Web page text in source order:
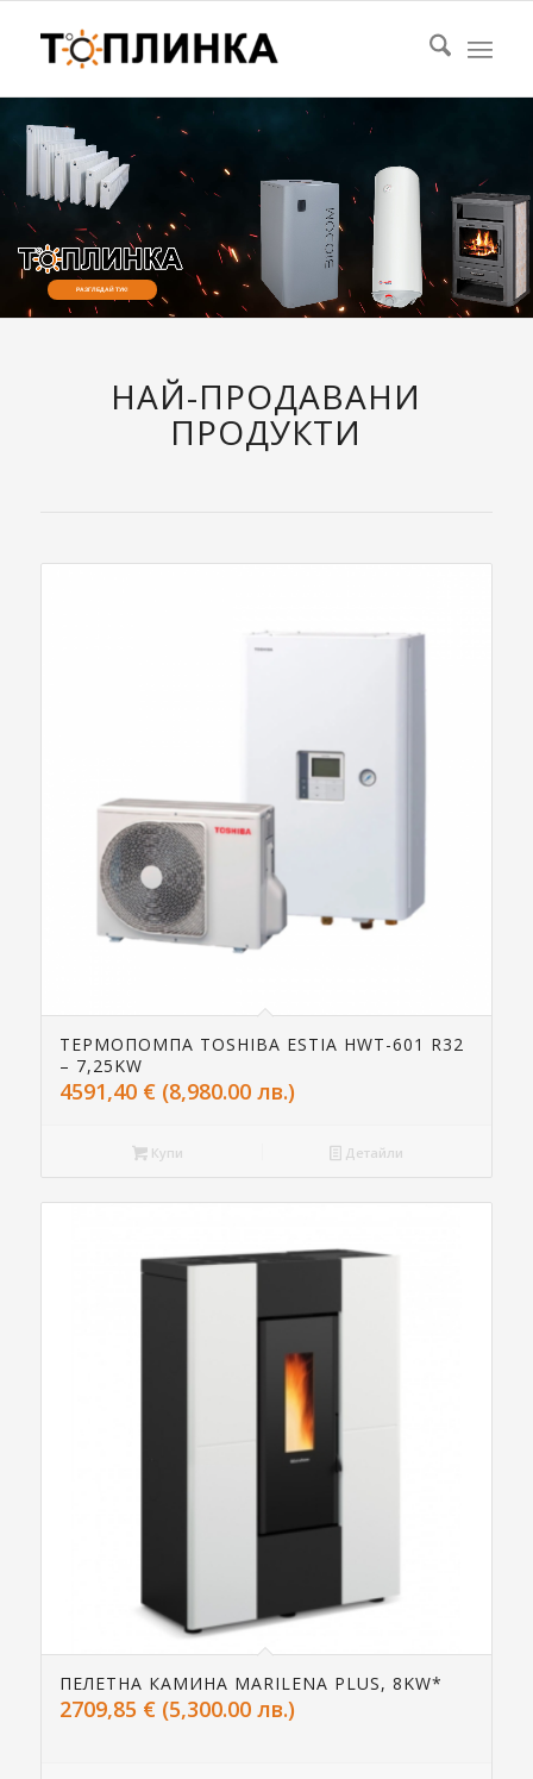
РАЗГЛЕДАЙ ТУК!
НАЙ-ПРОДАВАНИ
ПРОДУКТИ
ТЕРМОПОМПА TOSHIBA ESTIA HWT-601 R32
– 7,25KW
4591,40 € (8,980.00 лв.)
Купи Детайли
ПЕЛЕТНА КАМИНА MARILENA PLUS, 8KW*
2709,85 € (5,300.00 лв.)